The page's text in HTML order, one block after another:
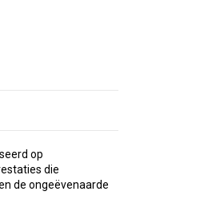
op
die
de ongeëvenaarde